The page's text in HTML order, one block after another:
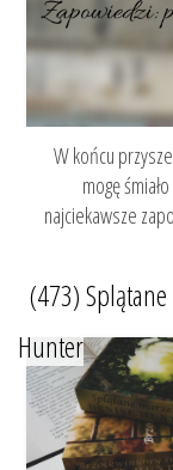
W końcu
mogę
najciekawsze
(473)
Hunter